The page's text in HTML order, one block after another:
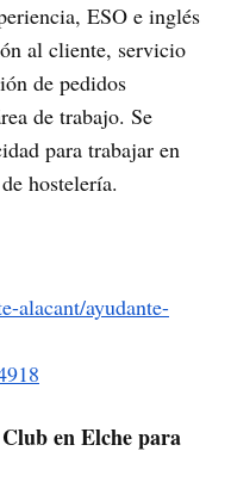
ESO e inglés
al cliente, servicio
de pedidos
de trabajo. Se
para trabajar en
hostelería.
alacant/ayudante-
en Elche para